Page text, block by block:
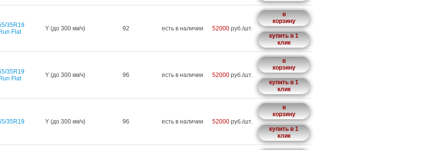
35R19
Run Flat
Y (до 300 км/ч) 92 есть в наличии 52000 руб./шт.
в
корзину
купить в 1
клик
35R19
Run Flat
Y (до 300 км/ч) 96 есть в наличии 52000 руб./шт.
в
корзину
купить в 1
клик
35R19 Y (до 300 км/ч) 96 есть в наличии 52000 руб./шт.
в
корзину
купить в 1
клик